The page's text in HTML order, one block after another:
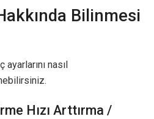
Bilinmesi
nasıl
Hızı Arttırma /